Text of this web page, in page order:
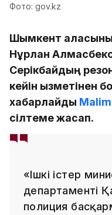
Фото: gov.kz
Шымкент
Нұрлан
Серікбайдың
кейін қызметінен
хабарлайды
сілтеме жасап.
«Ішкі істер
департаменті
полиция